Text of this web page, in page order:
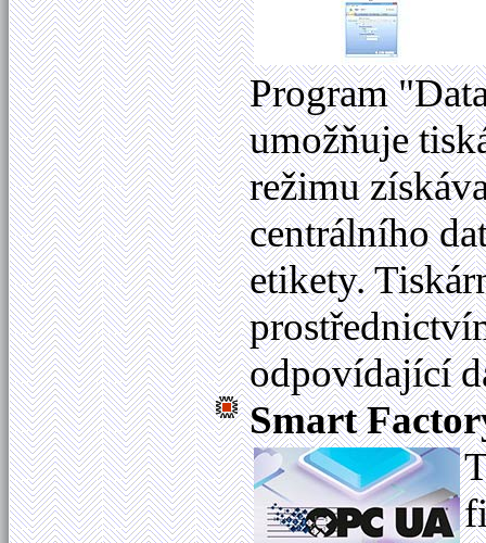
Program
umožňuje
režimu
centrálního
etikety.
odpovídající
Smart